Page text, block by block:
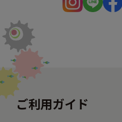
ご利用ガイド